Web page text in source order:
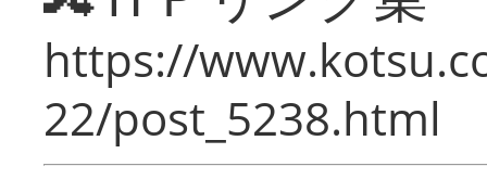
https://
22/post_5238.html